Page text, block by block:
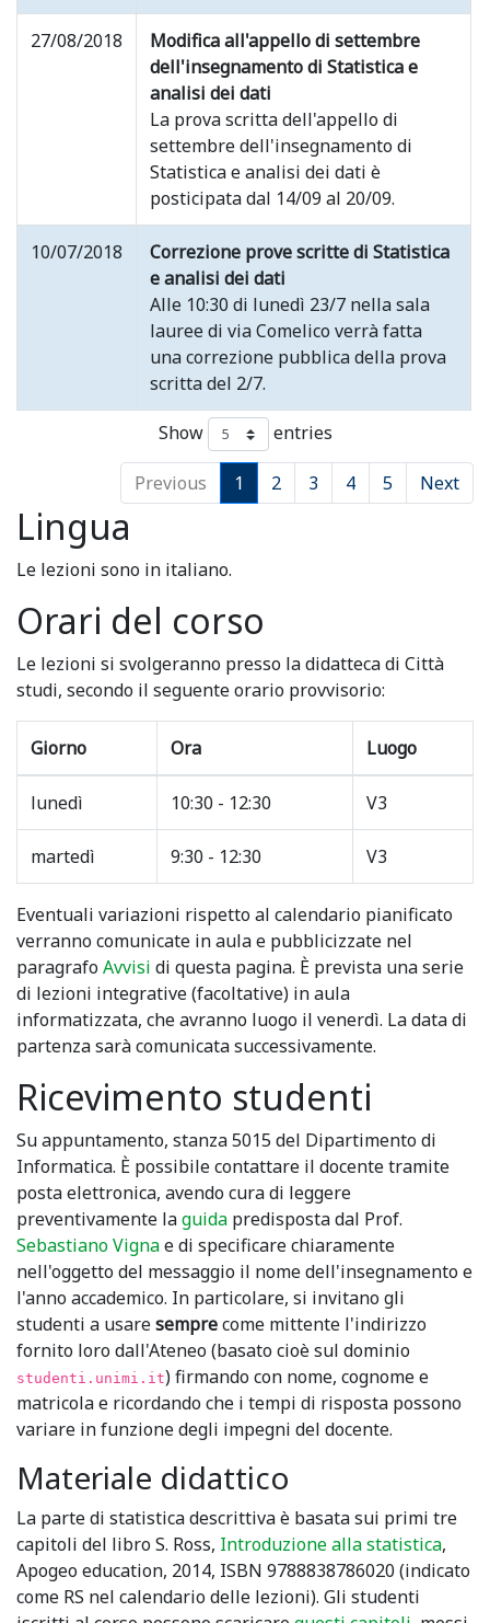
27/08/2018
Modifica all'appello di settembre
dell'insegnamento di Statistica e
analisi dei dati
La prova scritta dell'appello di
settembre dell'insegnamento di
Statistica e analisi dei dati è
posticipata dal 14/09 al 20/09.
10/07/2018
Correzione prove scritte di Statistica
e analisi dei dati
Alle 10:30 di lunedì 23/7 nella sala
lauree di via Comelico verrà fatta
una correzione pubblica della prova
scritta del 2/7.
Show entries
Previous 1 2 3 4 5 Next
Lingua
Le lezioni sono in italiano.
Orari del corso
Le lezioni si svolgeranno presso la didatteca di Città
studi, secondo il seguente orario provvisorio:
Giorno Ora Luogo
lunedì 10:30 - 12:30 V3
martedì 9:30 - 12:30 V3
Eventuali variazioni rispetto al calendario pianificato
verranno comunicate in aula e pubblicizzate nel
paragrafoAvvisi di questa pagina. È prevista una serie
di lezioni integrative (facoltative) in aula
informatizzata, che avranno luogo il venerdì. La data di
partenza sarà comunicata successivamente.
Ricevimento studenti
Su appuntamento, stanza 5015 del Dipartimento di
Informatica. È possibile contattare il docente tramite
posta elettronica, avendo cura di leggere
preventivamente laguida predisposta dal Prof.
Sebastiano Vignae di specificare chiaramente
nell'oggetto del messaggio il nome dell'insegnamento e
l'anno accademico. In particolare, si invitano gli
studenti a usaresemprecome mittente l'indirizzo
fornito loro dall'Ateneo (basato cioè sul dominio
studenti.unimi.it) firmando con nome, cognome e
matricola e ricordando che i tempi di risposta possono
variare in funzione degli impegni del docente.
Materiale didattico
La parte di statistica descrittiva è basata sui primi tre
capitoli del libro S. Ross, Introduzione alla statistica,
Apogeo education, 2014, ISBN 9788838786020 (indicato
come RS nel calendario delle lezioni). Gli studenti